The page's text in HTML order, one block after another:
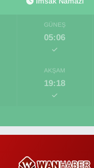
GÜNEŞ
05:06
AKŞAM
19:18